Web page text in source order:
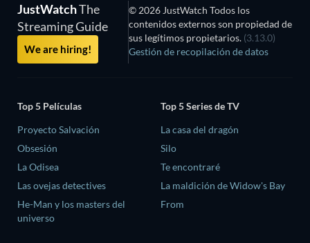
JustWatchThe
Streaming Guide
We are hiring!
© 2026 JustWatch Todos los
contenidos externos son propiedad de
sus legítimos propietarios. (3.13.0)
Gestión de recopilación de datos
Top 5 Películas
Proyecto Salvación
Obsesión
La Odisea
Las ovejas detectives
He-Man y los masters del
universo
Top 5 Series de TV
La casa del dragón
Silo
Te encontraré
La maldición de Widow's Bay
From